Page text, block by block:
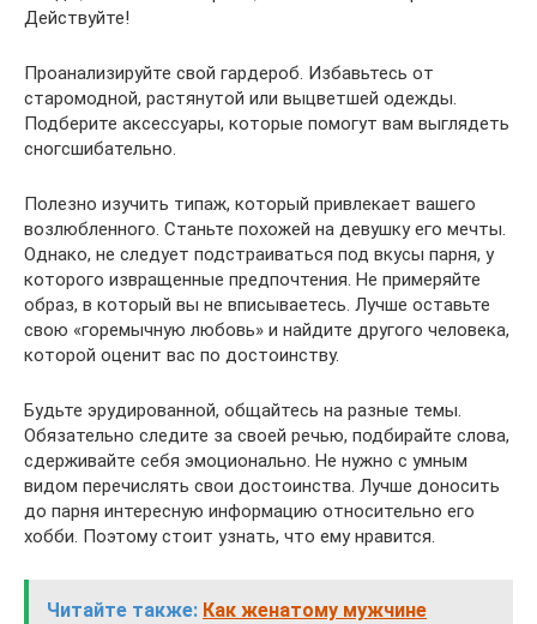
Действуйте!
Проанализируйте свой гардероб. Избавьтесь от
старомодной, растянутой или выцветшей одежды.
Подберите аксессуары, которые помогут вам выглядеть
сногсшибательно.
Полезно изучить типаж, который привлекает вашего
возлюбленного. Станьте похожей на девушку его мечты.
Однако, не следует подстраиваться под вкусы парня, у
которого извращенные предпочтения. Не примеряйте
образ, в который вы не вписываетесь. Лучше оставьте
свою «горемычную любовь» и найдите другого человека,
которой оценит вас по достоинству.
Будьте эрудированной, общайтесь на разные темы.
Обязательно следите за своей речью, подбирайте слова,
сдерживайте себя эмоционально. Не нужно с умным
видом перечислять свои достоинства. Лучше доносить
до парня интересную информацию относительно его
хобби. Поэтому стоит узнать, что ему нравится.
Читайте также: Как женатому мужчине